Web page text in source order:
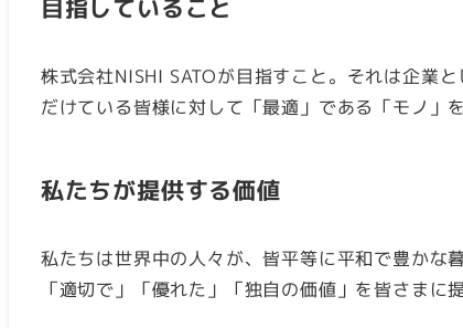
目指していること
株式会社NISHI SATOが目指すこと。それは企業
だけている皆様に対して「最適」である「モノ」
私たちが提供する価値
私たちは世界中の人々が、皆平等に平和で豊かな
「適切で」「優れた」「独自の価値」を皆さまに